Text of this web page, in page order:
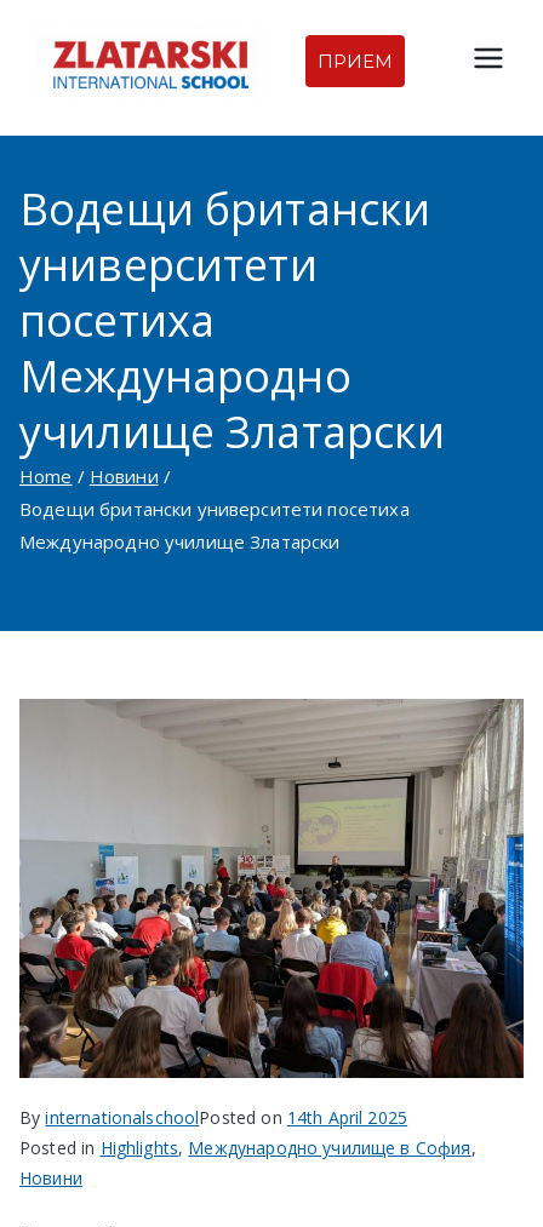
content
Междуна
родна
гимназия
Златарск
Междуна
родно
училище
ПРИЕМ
Водещи британски
университети
посетиха
Международно
училище Златарски
Home
Новини
Водещи британски университети посетиха
Международно училище Златарски
ByinternationalschoolPosted on 14th April 2025
Posted in Highlights, Международно училище в София,
Новини